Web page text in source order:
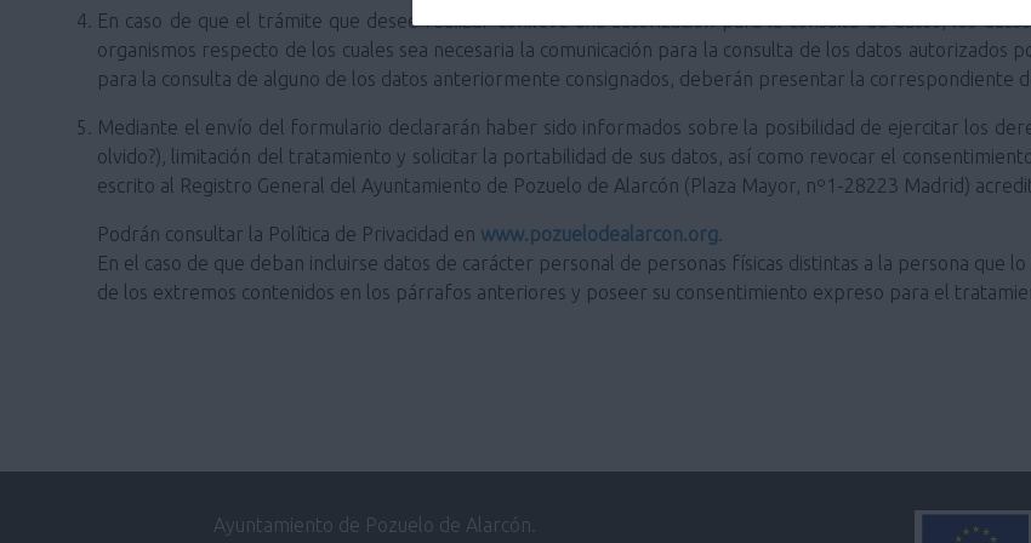
En caso de que el trámite que desee realizar conlleve una autorización para la consulta de datos, los
organismos respecto de los cuales sea necesaria la comunicación para la consulta de los datos
para la consulta de alguno de los datos anteriormente consignados, deberán presentar la correspondiente
Mediante el envío del formulario declararán haber sido informados sobre la posibilidad de ejercitar los
olvido?), limitación del tratamiento y solicitar la portabilidad de sus datos, así como revocar el
escrito al Registro General del Ayuntamiento de Pozuelo de Alarcón (Plaza Mayor, nº1-28223 Madrid)
Podrán consultar la Política de Privacidad en www.pozuelodealarcon.org.
En el caso de que deban incluirse datos de carácter personal de personas físicas distintas a la persona que
de los extremos contenidos en los párrafos anteriores y poseer su consentimiento expreso para el
Ayuntamiento de Pozuelo de Alarcón.